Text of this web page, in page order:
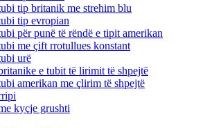
tip britanik me strehim blu
tip evropian
për punë të rëndë e tipit amerikan
me çift rrotullues konstant
urë
e tubit të lirimit të shpejtë
amerikan me çlirim të shpejtë
kyçje grushti